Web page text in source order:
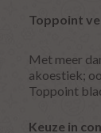
Toppoint
Met meer
akoestiek;
Toppoint
Keuze in